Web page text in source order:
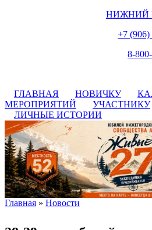
НИЖНИЙ
+7
8-
ГЛАВНАЯ НОВИЧКУ
МЕРОПРИЯТИЙ
УЧАСТНИКУ
ЛИЧНЫЕ ИСТОРИИ
Главная » Новости